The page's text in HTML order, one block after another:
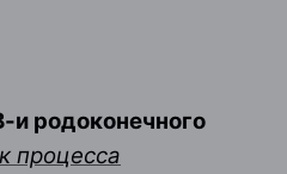
и родоконечного